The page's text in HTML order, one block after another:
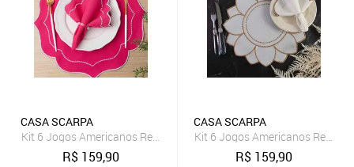
CASA SCARPA
Kit 6 Jogos Americanos Redondo com Guardanapos Bordado -
R$ 159,90
CASA SCARPA
Kit 6 Jogos Americanos
R$ 159,90